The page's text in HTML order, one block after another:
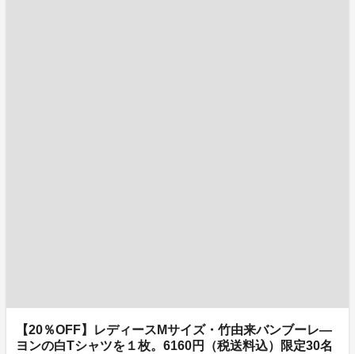
【20％OFF】レディースMサイズ・竹由来バンブーレ―
ヨンの白Tシャツを１枚。6160円（税送料込）限定30名